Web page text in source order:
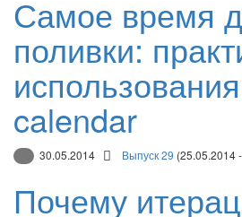
Самое время
поливки:
calendar
30.05.2014 Выпуск 29 (25.05.2014
Почему